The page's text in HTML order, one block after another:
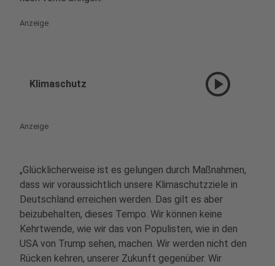
Anzeige
Klimaschutz play_circle
Anzeige
„Glücklicherweise ist es gelungen durch Maßnahmen,
dass wir voraussichtlich unsere Klimaschutzziele in
Deutschland erreichen werden. Das gilt es aber
beizubehalten, dieses Tempo. Wir können keine
Kehrtwende, wie wir das von Populisten, wie in den
USA von Trump sehen, machen. Wir werden nicht den
Rücken kehren, unserer Zukunft gegenüber. Wir